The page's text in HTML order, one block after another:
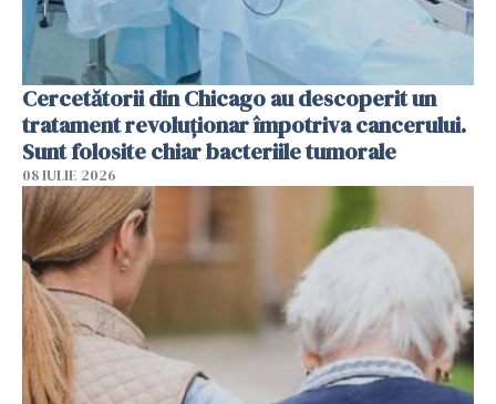
Cercetătorii din Chicago au descoperit un
tratament revoluționar împotriva cancerului.
Sunt folosite chiar bacteriile tumorale
08 IULIE 2026